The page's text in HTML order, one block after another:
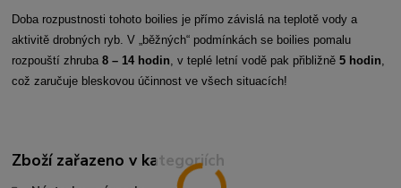
Doba rozpustnosti tohoto boilies je přímo závislá na teplotě vody a
aktivitě drobných ryb. V „běžných“ podmínkách se boilies pomalu
rozpouští zhruba8 – 14 hodin, v teplé letní vodě pak přibližně5 hodin,
což zaručuje bleskovou účinnost ve všech situacích!
Zboží zařazeno v kategoriích